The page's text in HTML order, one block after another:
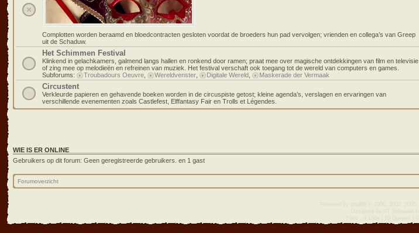
Complotten worden beraamd en bloedcontracten gesloten voordat de broeders hun pad vervolgen; vrienden en collega’s van Greep
uit de Schaduw.
Het Schimmen Festival
Klinkend in gelachkamers, galmend langs hallen en ronkend door ramen; praat mee over magische ontdekkingen van film en televisie
of zing mee op melodieën en refreinen van muziek. Het festival verschaft ook toegang tot de wereld van computers en games.
Subforums:
Troubadours Oeuvre Wereldvenster Digitale Wereld Maskerade der Vermaak
Circustent
Verkleurde papieren en gehavende boeken worden in de circuspiste getost; kleine agenda’s, verslagen en ervaringen van
verschillende evenementen zoals Castlefest, Elffantasy Fair en Trolls et Légendes.
WIE IS ER ONLINE
Gebruikers op dit forum: Geen geregistreerde gebruikers. en 1 gast
Forumoverzicht